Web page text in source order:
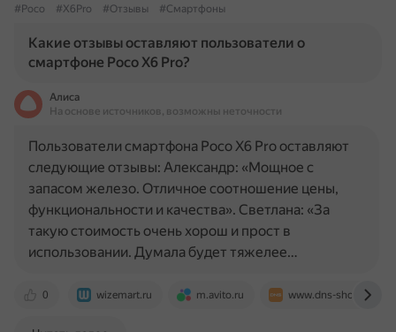
#Poco
#X6Pro #Отзывы #Смартфоны
Какие отзывы оставляют пользователи о
смартфоне Poco X6 Pro?
Алиса
На основе источников, возможны неточности
0 wizemart.ru m.avito.ru www.dns-shop.ru
Пользователи смартфона Poco X6 Pro оставляют
следующие отзывы: Александр: «Мощное с
запасом железо. Отличное соотношение цены,
функциональности и качества». Светлана: «За
такую стоимость очень хорош и прост в
использовании. Думала будет тяжелее…